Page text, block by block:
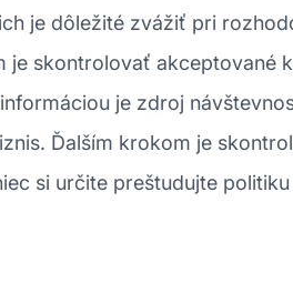
je dôležité zvážiť pri
skontrolovať akceptované
je zdroj
Ďalším krokom je
si určite preštudujte